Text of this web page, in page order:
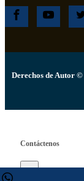
Derechos de Autor
Contáctenos
×